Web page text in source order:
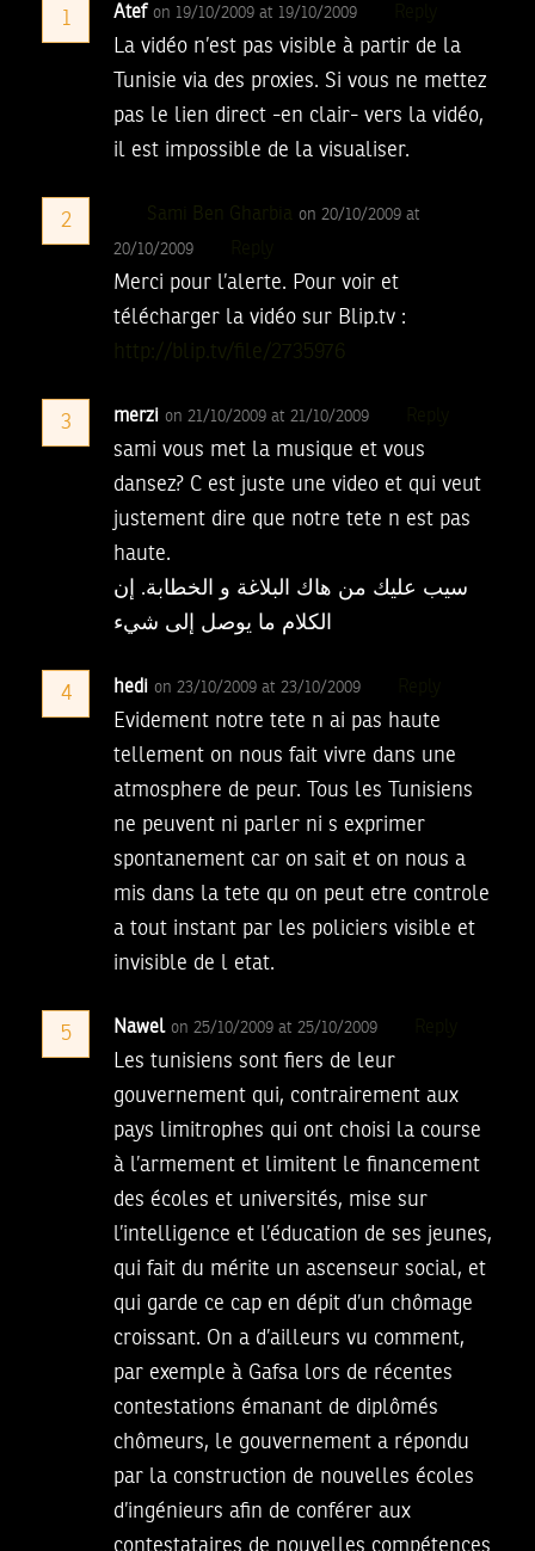
1 Atef on 19/10/2009 at 19/10/2009
La vidéo n’est pas visible à partir de la
Tunisie via des proxies. Si vous ne mettez
pas le lien direct -en clair- vers la vidéo,
il est impossible de la visualiser.
2 Sami Ben Gharbia on 20/10/2009 at
20/10/2009
Merci pour l’alerte. Pour voir et
télécharger la vidéo sur Blip.tv :
http://blip.tv/file/2735976
3 merzi on 21/10/2009 at 21/10/2009
sami vous met la musique et vous
dansez? C est juste une video et qui veut
justement dire que notre tete n est pas
haute.
سيب عليك من هاك البلاغة و الخطابة. إن
الكلام ما يوصل إلى شيء
4 hedi on 23/10/2009 at 23/10/2009
Evidement notre tete n ai pas haute
tellement on nous fait vivre dans une
atmosphere de peur. Tous les Tunisiens
ne peuvent ni parler ni s exprimer
spontanement car on sait et on nous a
mis dans la tete qu on peut etre controle
a tout instant par les policiers visible et
invisible de l etat.
5 Nawel on 25/10/2009 at 25/10/2009
Les tunisiens sont fiers de leur
gouvernement qui, contrairement aux
pays limitrophes qui ont choisi la course
à l’armement et limitent le financement
des écoles et universités, mise sur
l’intelligence et l’éducation de ses jeunes,
qui fait du mérite un ascenseur social, et
qui garde ce cap en dépit d’un chômage
croissant. On a d’ailleurs vu comment,
par exemple à Gafsa lors de récentes
contestations émanant de diplômés
chômeurs, le gouvernement a répondu
par la construction de nouvelles écoles
d’ingénieurs afin de conférer aux
contestataires de nouvelles compétences